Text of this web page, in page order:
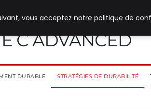
C ADVANCED
DURABLE STRATÉGIES DE DURABILITÉ
vous acceptez notre politique de